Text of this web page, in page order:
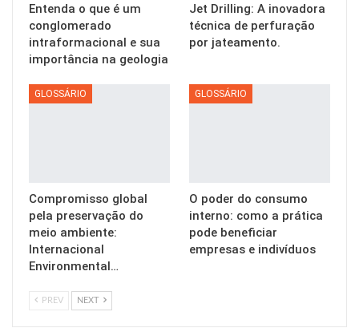
Entenda o que é um
conglomerado
intraformacional e sua
importância na geologia
Jet Drilling: A inovadora
técnica de perfuração
por jateamento.
GLOSSÁRIO
Compromisso global
pela preservação do
meio ambiente:
Internacional
Environmental…
GLOSSÁRIO
O poder do consumo
interno: como a prática
pode beneficiar
empresas e indivíduos
PREV NEXT